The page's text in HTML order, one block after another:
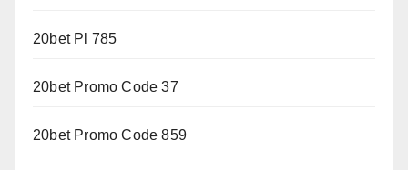
20bet Pl 785
20bet Promo Code 37
20bet Promo Code 859